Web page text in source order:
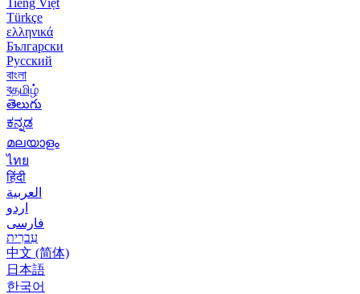
Türkçe
ελληνικά
Български
Русский
বাংলা
বதமிழ்
తెలుగు
ಕನ್ನಡ
മലയാളം
ไทย
हिंदी
العربية
اردو
فارسی
עִברִית
中文 (简体)
日本語
한국어